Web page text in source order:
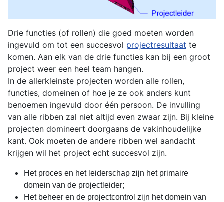
Drie functies (of rollen) die goed moeten worden
ingevuld om tot een succesvol projectresultaat te
komen. Aan elk van de drie functies kan bij een groot
project weer een heel team hangen.
In de allerkleinste projecten worden alle rollen,
functies, domeinen of hoe je ze ook anders kunt
benoemen ingevuld door één persoon. De invulling
van alle ribben zal niet altijd even zwaar zijn. Bij kleine
projecten domineert doorgaans de vakinhoudelijke
kant. Ook moeten de andere ribben wel aandacht
krijgen wil het project echt succesvol zijn.
Het proces en het leiderschap zijn het primaire
domein van de projectleider;
Het beheer en de projectcontrol zijn het domein van